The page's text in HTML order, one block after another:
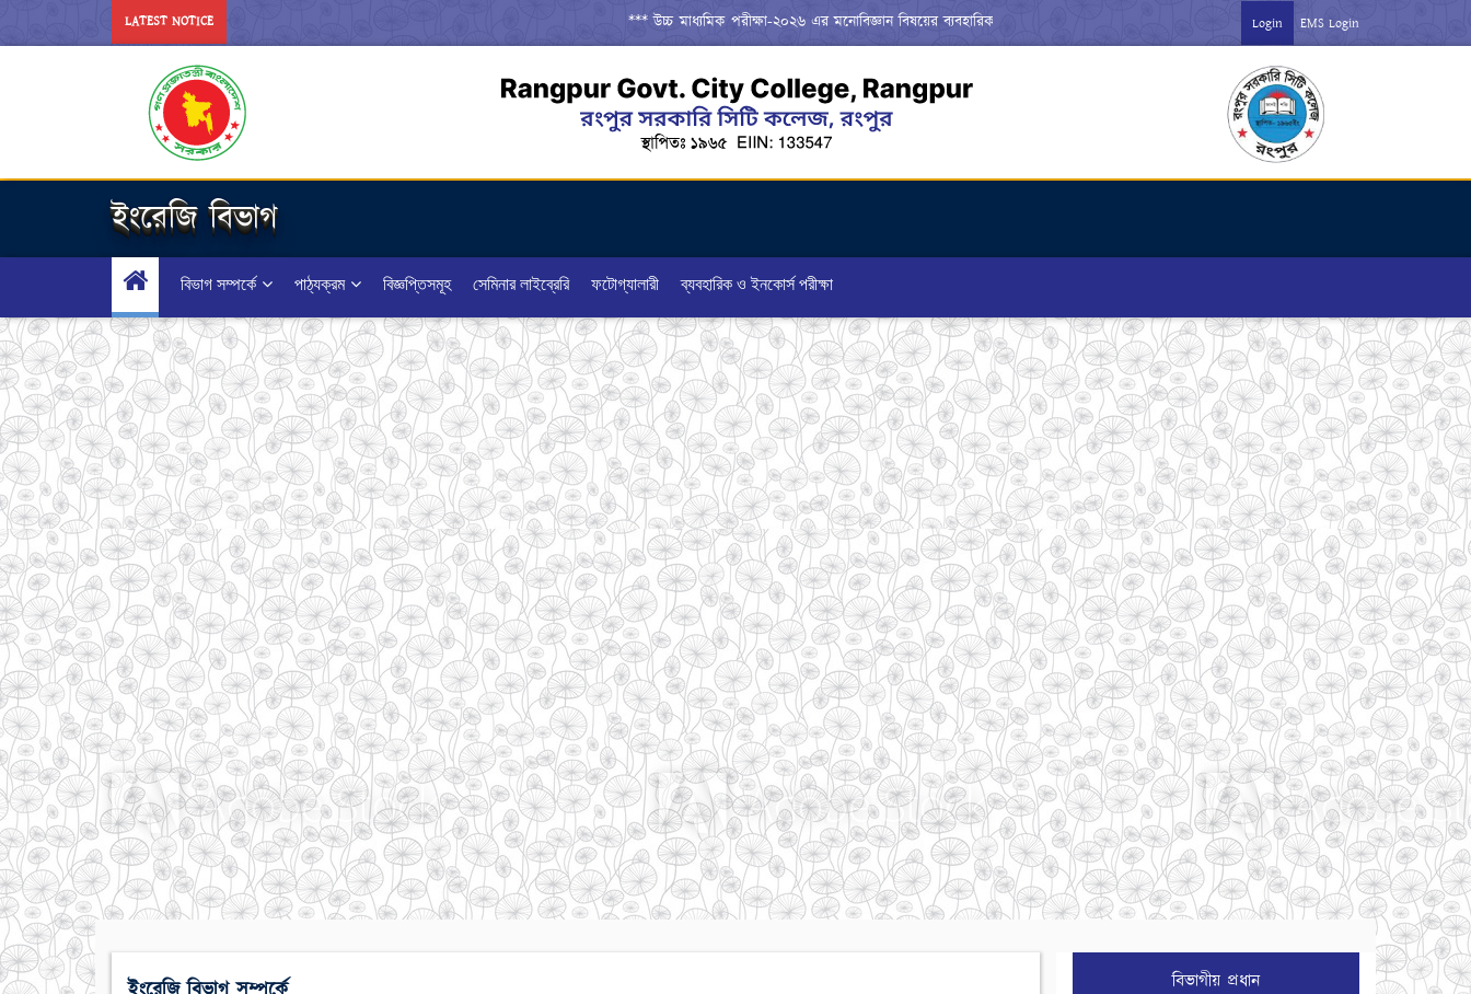
LATEST NOTICE *** উচ্চ মাধ্যমিক পরীক্ষা-২০২৬ এর মনোবিজ্ঞান বিষয়ের ব্যবহারিক পরীক্ষা সংক্রান্ত বিজ্ঞপ্তি *** *** ক্লাশ স্থগিত ও জুলাই অভ্যুত্থান উদযাপন সংক্রান্ত
Login EMS Login
ইংরেজি বিভাগ
বিভাগ সম্পর্কে পাঠ্যক্রম বিজ্ঞপ্তিসমূহ সেমিনার লাইব্রেরি ফটোগ্যালারী ব্যবহারিক ও ইনকোর্স পরীক্ষা
বিভাগীয় প্রধান